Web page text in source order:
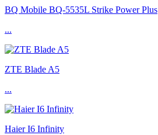
BQ Mobile BQ-5535L Strike Power Plus
...
ZTE Blade A5
...
Haier I6 Infinity